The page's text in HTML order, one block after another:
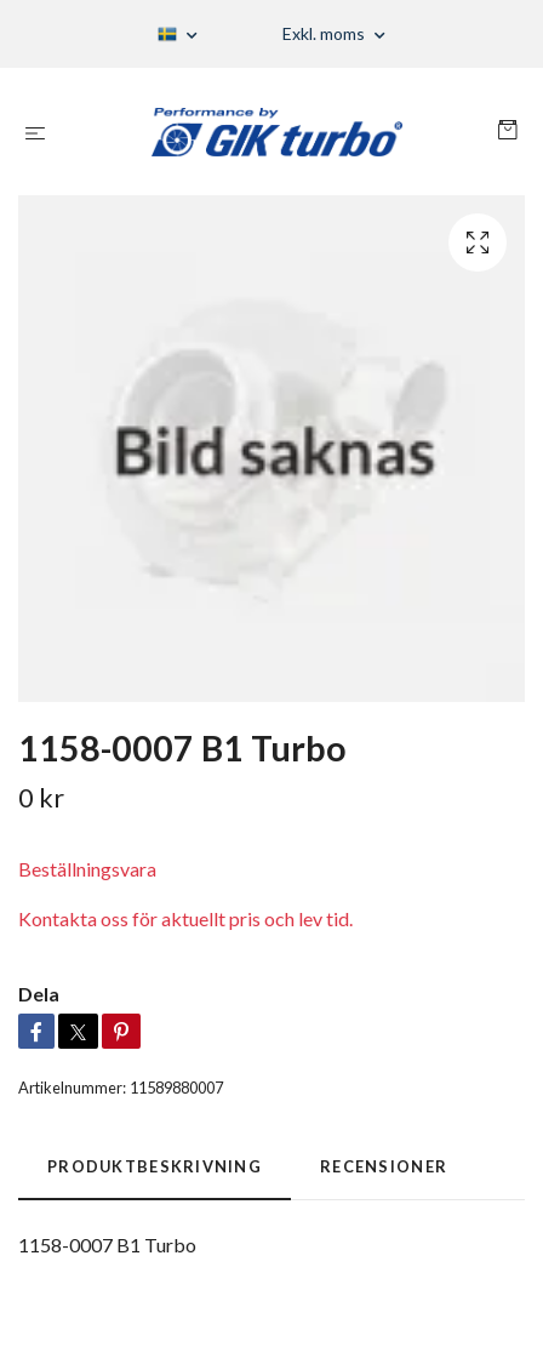
Exkl. moms
1158-0007 B1 Turbo
0 kr
Beställningsvara
Kontakta oss för aktuellt pris och lev tid.
Dela
Artikelnummer: 11589880007
PRODUKTBESKRIVNING RECENSIONER
1158-0007 B1 Turbo